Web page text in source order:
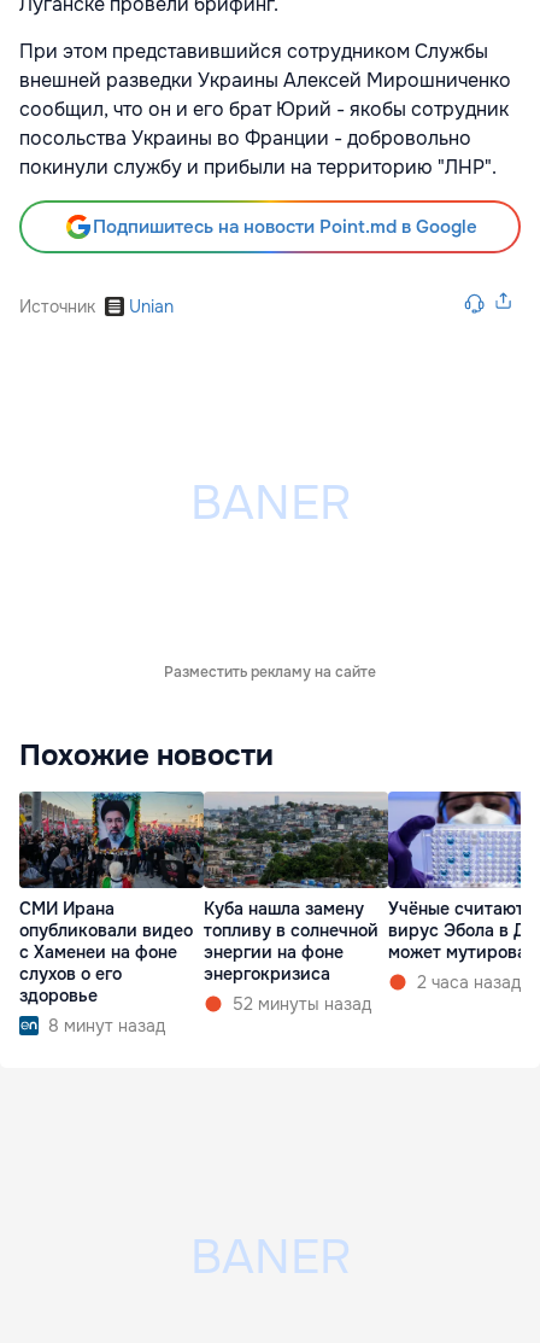
При этом представившийся сотрудником Службы
внешней разведки Украины Алексей Мирошниченко
сообщил, что он и его брат Юрий - якобы сотрудник
посольства Украины во Франции - добровольно
покинули службу и прибыли на территорию "ЛНР".
Подпишитесь на новости Point.md в Google
Источник Unian
Разместить рекламу на сайте
Похожие новости
СМИ Ирана
опубликовали видео
с Хаменеи на фоне
слухов о его
здоровье
8 минут назад
Куба нашла замену
топливу в солнечной
энергии на фоне
энергокризиса
52 минуты назад
Учёные считают,
вирус Эбола в
может
2 часа назад